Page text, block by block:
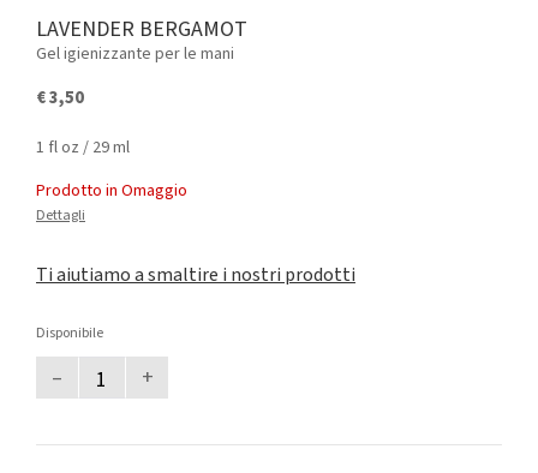
LAVENDER BERGAMOT
Gel igienizzante per le mani
€ 3,50
1 fl oz / 29 ml
Prodotto in Omaggio
Dettagli
Ti aiutiamo a smaltire i nostri prodotti
Disponibile
– +